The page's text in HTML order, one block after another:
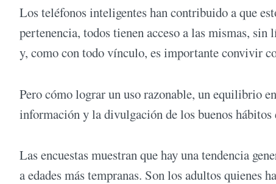
Los teléfonos inteligentes han contribuido a que
pertenencia, todos tienen acceso a las mismas,
y, como con todo vínculo, es importante convivir
Pero cómo lograr un uso razonable, un equilibrio
información y la divulgación de los buenos hábitos
Las encuestas muestran que hay una tendencia
a edades más tempranas. Son los adultos quienes